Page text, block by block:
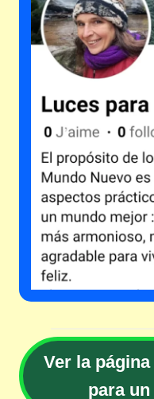
Ver la
para